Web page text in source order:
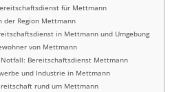
für Mettmann
Region Mettmann
in Mettmann und Umgebung
von Mettmann
Bereitschaftsdienst Mettmann
und Industrie in Mettmann
rund um Mettmann